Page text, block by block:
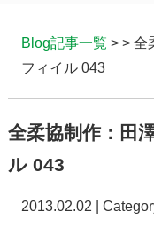
Blog記事一覧 > > 全
フィイル 043
全柔協制作：田
ル 043
2013.02.02 |